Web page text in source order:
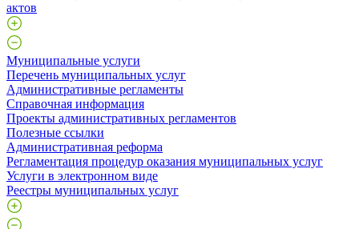
актов
Муниципальные услуги
Перечень муниципальных услуг
Административные регламенты
Справочная информация
Проекты административных регламентов
Полезные ссылки
Административная реформа
Регламентация процедур оказания муниципальных услуг
Услуги в электронном виде
Реестры муниципальных услуг